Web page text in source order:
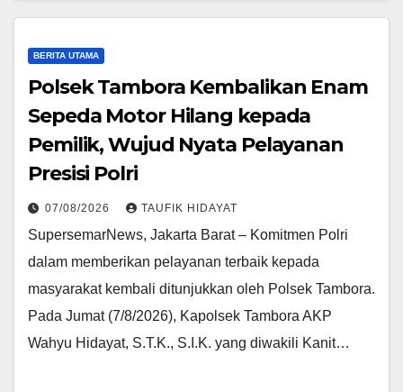
BERITA UTAMA
Polsek Tambora Kembalikan Enam
Sepeda Motor Hilang kepada
Pemilik, Wujud Nyata Pelayanan
Presisi Polri
07/08/2026 TAUFIK HIDAYAT
SupersemarNews, Jakarta Barat – Komitmen Polri
dalam memberikan pelayanan terbaik kepada
masyarakat kembali ditunjukkan oleh Polsek Tambora.
Pada Jumat (7/8/2026), Kapolsek Tambora AKP
Wahyu Hidayat, S.T.K., S.I.K. yang diwakili Kanit…